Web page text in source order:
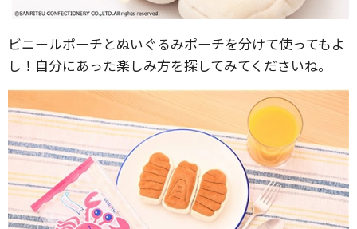
ビニールポーチとぬいぐるみポーチを分けて使ってもよ
し！自分にあった楽しみ方を探してみてくださいね。